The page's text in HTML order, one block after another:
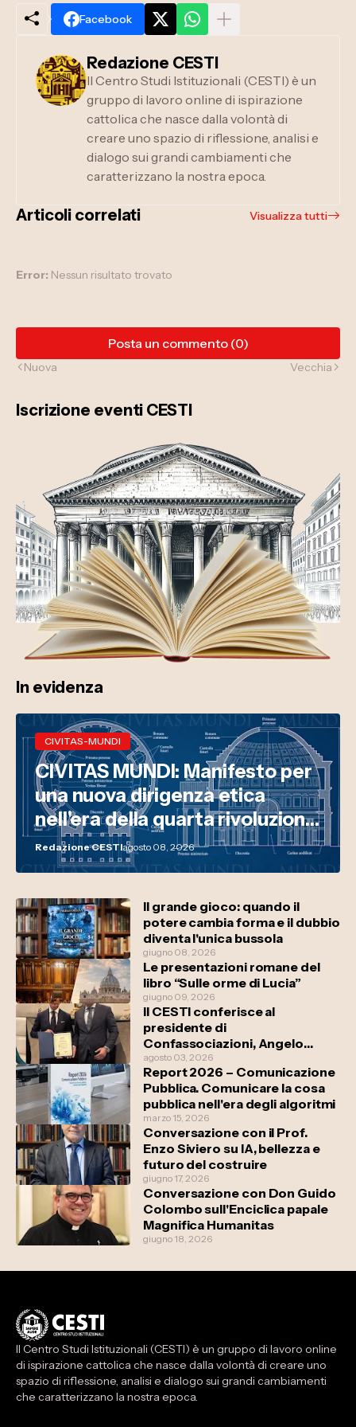
Facebook
Redazione CESTI
Il Centro Studi Istituzionali (CESTI) è un
gruppo di lavoro online di ispirazione
cattolica che nasce dalla volontà di
creare uno spazio di riflessione, analisi e
dialogo sui grandi cambiamenti che
caratterizzano la nostra epoca.
Articoli correlati Visualizza tutti
Error: Nessun risultato trovato
Posta un commento (0)
Nuova Vecchia
Iscrizione eventi CESTI
In evidenza
CIVITAS-MUNDI
CIVITAS MUNDI: Manifesto per
una nuova dirigenza etica
nell'era della quarta rivoluzione
industriale
Redazione CESTIagosto 08, 2026
Il grande gioco: quando il
potere cambia forma e il dubbio
diventa l'unica bussola
giugno 08, 2026
Le presentazioni romane del
libro “Sulle orme di Lucia”
giugno 09, 2026
Il CESTI conferisce al
presidente di
Confassociazioni, Angelo
Deiana il riconoscimento
“Civitas Mundi”
agosto 03, 2026
Report 2026 – Comunicazione
Pubblica. Comunicare la cosa
pubblica nell'era degli algoritmi
marzo 15, 2026
Conversazione con il Prof.
Enzo Siviero su IA, bellezza e
futuro del costruire
giugno 17, 2026
Conversazione con Don Guido
Colombo sull'Enciclica papale
Magnifica Humanitas
giugno 18, 2026
Il Centro Studi Istituzionali (CESTI) è un gruppo di lavoro online
di ispirazione cattolica che nasce dalla volontà di creare uno
spazio di riflessione, analisi e dialogo sui grandi cambiamenti
che caratterizzano la nostra epoca.